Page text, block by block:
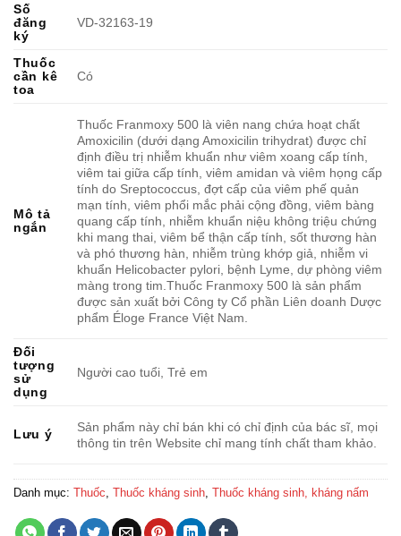
Số
đăng
ký
VD-32163-19
Thuốc
cần kê
toa
Có
Mô tả
ngắn
Thuốc Franmoxy 500 là viên nang chứa hoạt chất
Amoxicilin (dưới dạng Amoxicilin trihydrat) được chỉ
định điều trị nhiễm khuẩn như viêm xoang cấp tính,
viêm tai giữa cấp tính, viêm amidan và viêm họng cấp
tính do Sreptococcus, đợt cấp của viêm phế quản
mạn tính, viêm phổi mắc phải cộng đồng, viêm bàng
quang cấp tính, nhiễm khuẩn niệu không triệu chứng
khi mang thai, viêm bể thận cấp tính, sốt thương hàn
và phó thương hàn, nhiễm trùng khớp giả, nhiễm vi
khuẩn Helicobacter pylori, bệnh Lyme, dự phòng viêm
màng trong tim.Thuốc Franmoxy 500 là sản phẩm
được sản xuất bởi Công ty Cổ phần Liên doanh Dược
phẩm Éloge France Việt Nam.
Đối
tượng
sử
dụng
Người cao tuổi, Trẻ em
Lưu ý
Sản phẩm này chỉ bán khi có chỉ định của bác sĩ, mọi
thông tin trên Website chỉ mang tính chất tham khảo.
Danh mục: Thuốc Thuốc kháng sinh Thuốc kháng sinh, kháng nấm